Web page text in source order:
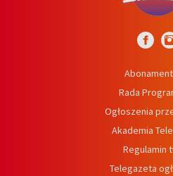
Abonament
Rada
Ogłoszenia
Akademia
Regulamin
Telegazeta